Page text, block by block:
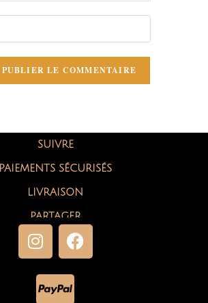
SUIVRE
PAIEMENTS SÉCURISÉS
LIVRAISON
PARTAGER